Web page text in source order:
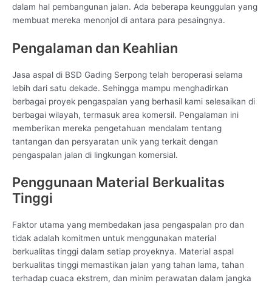
dalam hal pembangunan jalan. Ada beberapa keunggulan yang
membuat mereka menonjol di antara para pesaingnya.
Pengalaman dan Keahlian
Jasa aspal di BSD Gading Serpong telah beroperasi selama
lebih dari satu dekade. Sehingga mampu menghadirkan
berbagai proyek pengaspalan yang berhasil kami selesaikan di
berbagai wilayah, termasuk area komersil. Pengalaman ini
memberikan mereka pengetahuan mendalam tentang
tantangan dan persyaratan unik yang terkait dengan
pengaspalan jalan di lingkungan komersial.
Penggunaan Material Berkualitas
Tinggi
Faktor utama yang membedakan jasa pengaspalan pro dan
tidak adalah komitmen untuk menggunakan material
berkualitas tinggi dalam setiap proyeknya. Material aspal
berkualitas tinggi memastikan jalan yang tahan lama, tahan
terhadap cuaca ekstrem, dan minim perawatan dalam jangka